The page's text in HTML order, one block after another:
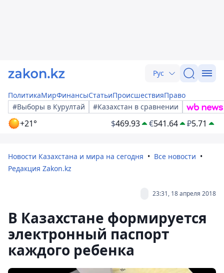
Рус
ПолитикаМирФинансыСтатьиПроисшествияПраво
#Выборы в Курултай
#Казахстан в сравнении
+21° $469.93 €541.64 ₽5.71
Новости Казахстана и мира на сегодня
Все новости
Редакция Zakon.kz
23:31, 18 апреля 2018
В Казахстане формируется
электронный паспорт
каждого ребенка